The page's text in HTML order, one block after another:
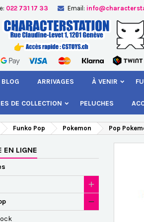
022 731 17 33 Email:
BLOG ARRIVAGES À VENIR
DE COLLECTION PELUCHES
Funko Pop Pokemon Pop
EN LIGNE